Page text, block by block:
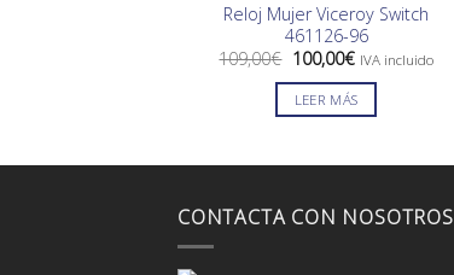
Reloj Mujer Viceroy Switch
461126-96
109,00€ El
precio
original
era:
100,00€El
actual
es:
IVA incluido
LEER MÁS
CONTACTA CON NOSOTROS